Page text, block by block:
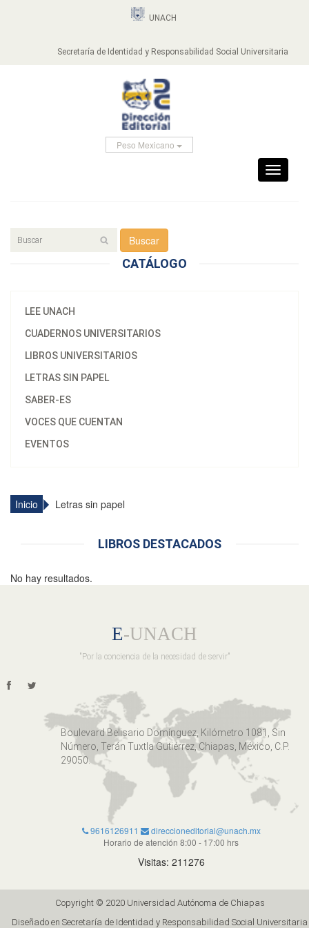
UNACH
Secretaría de Identidad y Responsabilidad Social Universitaria
Peso Mexicano
Toggle
Buscar
CATÁLOGO
LEE UNACH
CUADERNOS UNIVERSITARIOS
LIBROS UNIVERSITARIOS
LETRAS SIN PAPEL
SABER-ES
VOCES QUE CUENTAN
EVENTOS
Inicio Letras sin papel
LIBROS DESTACADOS
No hay resultados.
E-UNACH
"Por la conciencia de la necesidad de servir"
Boulevard Belisario Domínguez, Kilómetro 1081, Sin
Número, Terán Tuxtla Gutiérrez, Chiapas, México, C.P.
29050.
9616126911
direccioneditorial@unach.mx
Horario de atención 8:00 - 17:00 hrs
Visitas: 211276
Copyright © 2020 Universidad Autónoma de Chiapas
Diseñado en Secretaría de Identidad y Responsabilidad Social Universitaria